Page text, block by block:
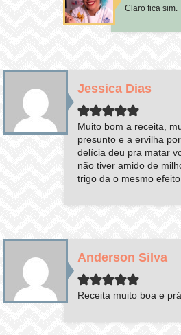
Claro fica sim.
Jessica Dias
Muito bom a receita,
presunto e a ervilha
delícia deu pra matar
não tiver amido de
trigo da o mesmo
Anderson Silva
Receita muito boa e